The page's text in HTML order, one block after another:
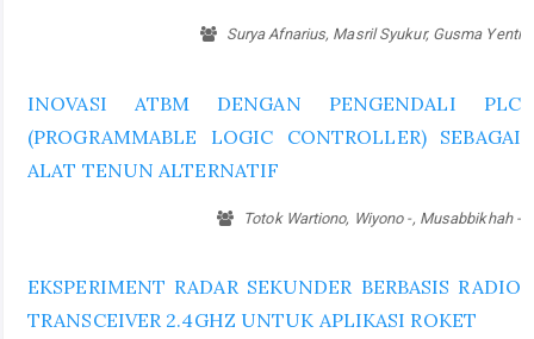
Surya Afnarius, Masril Syukur, Gusma Yenti
INOVASI ATBM DENGAN PENGENDALI PLC
(PROGRAMMABLE LOGIC CONTROLLER) SEBAGAI
ALAT TENUN ALTERNATIF
Totok Wartiono, Wiyono -, Musabbikhah -
EKSPERIMENT RADAR SEKUNDER BERBASIS RADIO
TRANSCEIVER 2.4GHZ UNTUK APLIKASI ROKET